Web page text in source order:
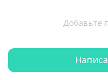
Добавьте